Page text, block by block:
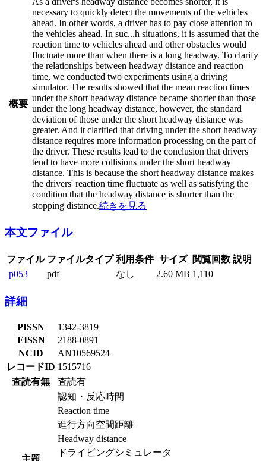
概要
necessary to quickly detect the movements of the vehicles
ahead. In other words, a driver has to pay close attention to
the vehicles ahead. In suc...h situations, it is assumed that the
reaction time to vehicles ahead and other obstacles would
fluctuate more than when there is a long headway. To clarify
the relationships between headway distance and reaction
time, we conducted two experiments using a driving
simulator. The results showed that the mean reaction times
under the short headway distance became shorter than those
under the long headway distance, however, the standard
deviation of those under the short headway distance was
greater. And it clarified that driving under the short headway
distance requires more information processing on the part of
the driver. These results lead to the conclusion that drivers
tend to have more collisions under the short headway
distance. This is because the short headway distance makes
the drivers' reaction time fluctuate as well as satisfying the
condition that the headway distance is shorter than the
stopping distance.続きを見る
本文ファイル
ファイル ファイルタイプ 利用条件 サイズ 閲覧回数 説明
p053
pdf なし 2.60 MB 1,110
詳細
PISSN
1342-3819
EISSN
2188-0891
NCID
AN10569524
レコードID 1515716
査読有無
査読有
認知・反応時間
Reaction time
進行方向空間距離
Headway distance
ドライビングシミュレータ